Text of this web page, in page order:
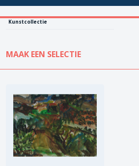
Kunstcollectie
MAAK EEN SELECTIE
KUNSTCOLLECTIE
Alle kunstwerken
Koopprijs
Vestiging
Stijl